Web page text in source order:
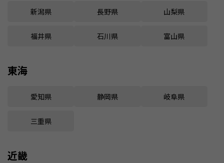
新潟県 長野県 山梨県
福井県 石川県 富山県
東海
愛知県 静岡県 岐阜県
三重県
近畿